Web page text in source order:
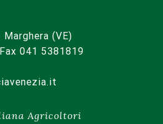
(VE)
041 5381819
Agricoltori